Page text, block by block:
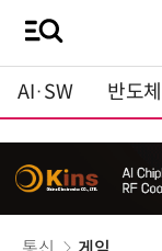
AI·SW 반도체